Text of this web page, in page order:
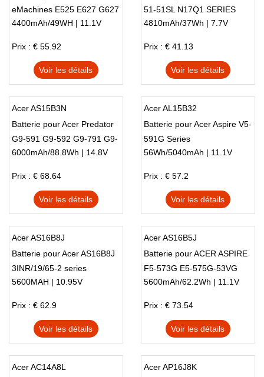
eMachines E525 E627 G627
E725 D525 G620 TJ66
4400mAh/49WH | 11.1V
Prix : € 55.92
Voir les détails
51-51SL N17Q1 SERIES
4810mAh/37Wh | 7.7V
Prix : € 41.13
Voir les détails
Acer AS15B3N
Batterie pour Acer Predator
G9-591 G9-592 G9-791 G9-
792 GX-791
6000mAh/88.8Wh | 14.8V
Prix : € 68.64
Voir les détails
Acer AL15B32
Batterie pour Acer Aspire V5-
591G Series
56Wh/5040mAh | 11.1V
Prix : € 57.2
Voir les détails
Acer AS16B8J
Batterie pour Acer AS16B8J
3INR/19/65-2 series
5600MAH | 10.95V
Prix : € 62.9
Voir les détails
Acer AS16B5J
Batterie pour ACER ASPIRE
F5-573G E5-575G-53VG
5600mAh/62.2Wh | 11.1V
Prix : € 73.54
Voir les détails
Acer AC14A8L
Acer AP16J8K